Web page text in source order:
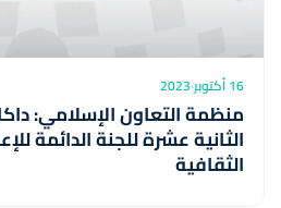
16 أكتوبر 2023
منظمة التعاون الإسلامي:
الثانية عشرة للجنة الدائمة
الثقافية